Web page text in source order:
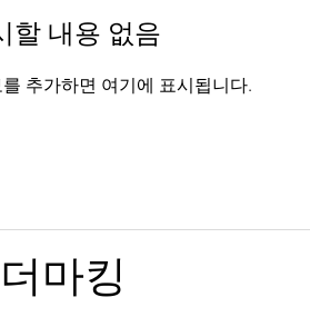
할 내용 없음
추가하면 여기에 표시됩니다.
​더마킹